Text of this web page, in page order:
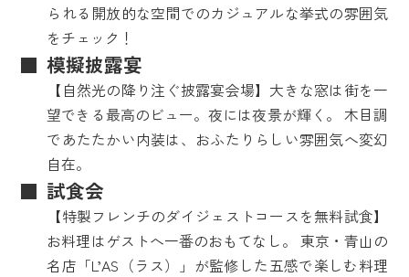
られる開放的な空間でのカジュアルな挙式の雰囲気
をチェック！
模擬披露宴
【自然光の降り注ぐ披露宴会場】大きな窓は街を一
望できる最高のビュー。夜には夜景が輝く。 木目調
であたたかい内装は、おふたりらしい雰囲気へ変幻
自在。
試食会
【特製フレンチのダイジェストコースを無料試食】
お料理はゲストへ一番のおもてなし。 東京・青山の
名店「L’AS（ラス）」が監修した五感で楽しむ料理